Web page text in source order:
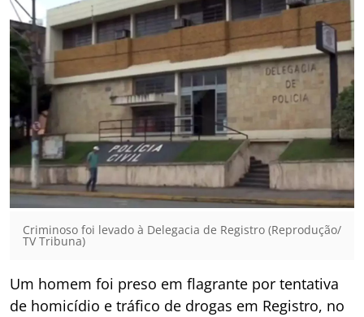
Criminoso foi levado à Delegacia de Registro (Reprodução/
TV Tribuna)
Um homem foi preso em flagrante por tentativa
de homicídio e tráfico de drogas em Registro, no